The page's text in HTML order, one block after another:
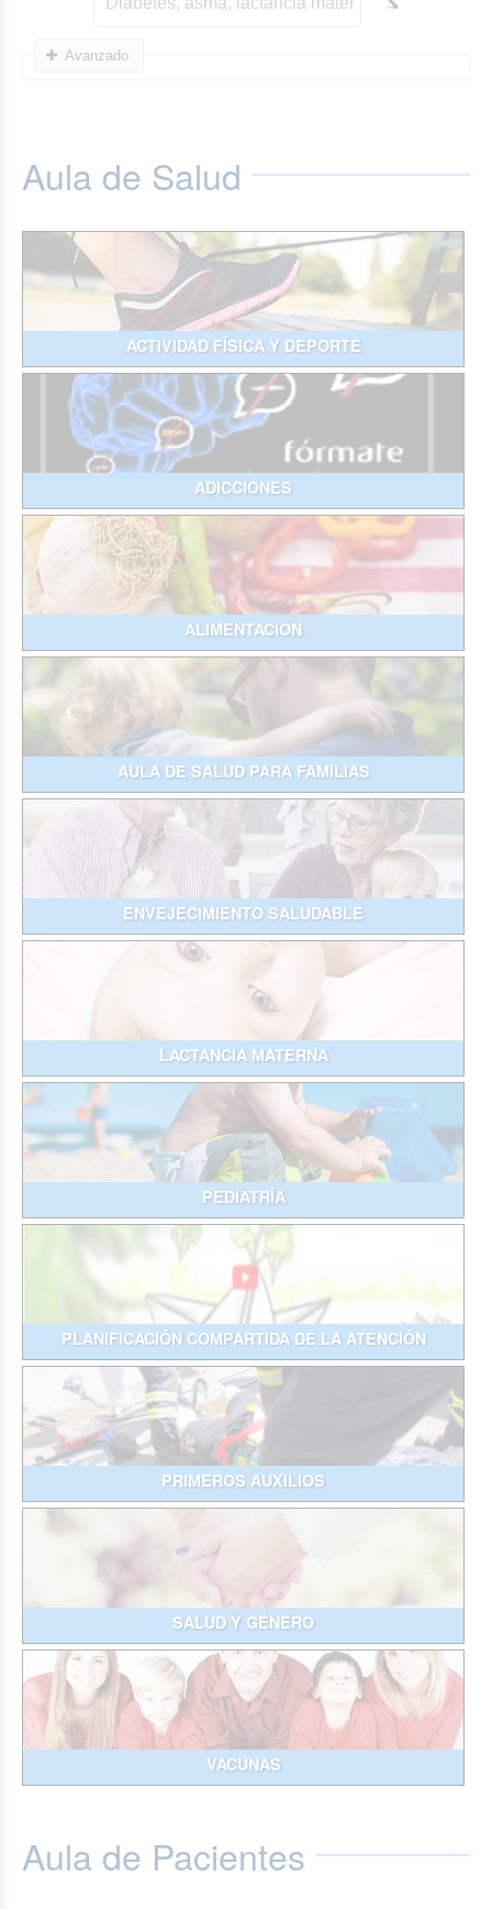
Avanzado
Aula de Salud
ACTIVIDAD FÍSICA Y DEPORTE
ADICCIONES
ALIMENTACIÓN
AULA DE SALUD PARA FAMILIAS
ENVEJECIMIENTO SALUDABLE
LACTANCIA MATERNA
PEDIATRÍA
PLANIFICACIÓN COMPARTIDA DE LA ATENCIÓN
PRIMEROS AUXILIOS
SALUD Y GÉNERO
VACUNAS
Aula de Pacientes